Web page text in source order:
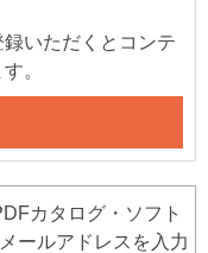
いただくとコンテ
。
カタログ・ソフト
ールアドレスを入力